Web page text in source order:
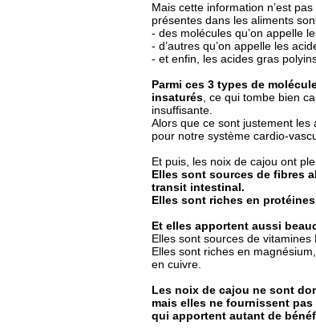
Mais cette information n’est
présentes dans les aliments
- des molécules qu’on appelle
- d’autres qu’on appelle les
- et enfin, les acides gras
Parmi ces 3 types de
insaturés , ce qui tombe bien
insuffisante.
Alors que ce sont justement
pour notre système cardio-
Et puis, les noix de cajou ont
Elles sont sources de fibres
transit intestinal.
Elles sont riches en
Et elles apportent aussi
Elles sont sources de vitamines
Elles sont riches en
en cuivre.
Les noix de cajou ne sont
mais elles ne fournissent
qui apportent autant de